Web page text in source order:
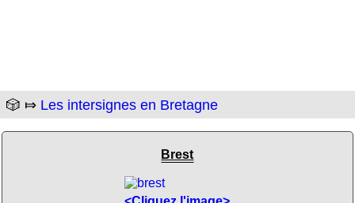
🎲 ⤇ Les intersignes en Bretagne
Brest